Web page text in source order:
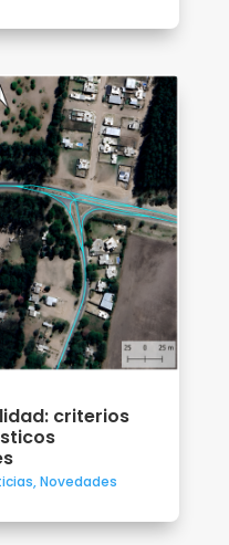
criterios
,Novedades